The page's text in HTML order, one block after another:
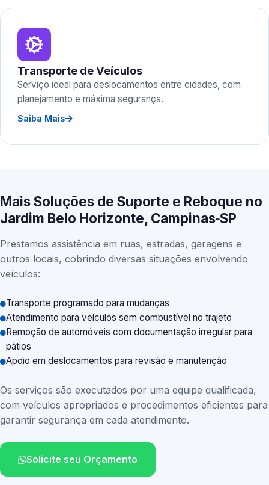
Transporte de Veículos
Serviço ideal para deslocamentos entre cidades, com
planejamento e máxima segurança.
Saiba Mais
Mais Soluções de Suporte e Reboque no
Jardim Belo Horizonte, Campinas‑SP
Prestamos assistência em ruas, estradas, garagens e
outros locais, cobrindo diversas situações envolvendo
veículos:
Transporte programado para mudanças
Atendimento para veículos sem combustível no trajeto
Remoção de automóveis com documentação irregular para
pátios
Apoio em deslocamentos para revisão e manutenção
Os serviços são executados por uma equipe qualificada,
com veículos apropriados e procedimentos eficientes para
garantir segurança em cada atendimento.
Solicite seu Orçamento